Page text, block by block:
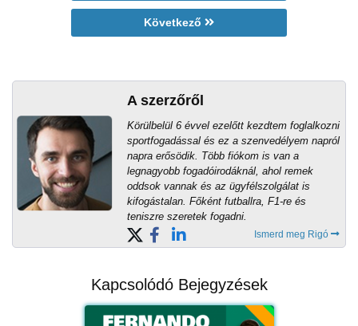
Következő
A szerzőről
Körülbelül 6 évvel ezelőtt kezdtem foglalkozni
sportfogadással és ez a szenvedélyem napról
napra erősödik. Több fiókom is van a
legnagyobb fogadóirodáknál, ahol remek
oddsok vannak és az ügyfélszolgálat is
kifogástalan. Főként futballra, F1-re és
teniszre szeretek fogadni.
Ismerd meg Rigó
Kapcsolódó Bejegyzések